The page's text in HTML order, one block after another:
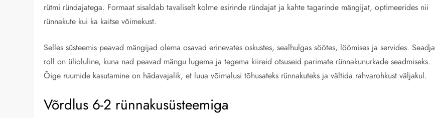
rütmi ründajatega. Formaat sisaldab tavaliselt kolme esirinde ründajat ja kahte tagarinde mängijat, optimeerides nii
rünnakute kui ka kaitse võimekust.
Selles süsteemis peavad mängijad olema osavad erinevates oskustes, sealhulgas söötes, löömises ja servides. Seadja
roll on ülioluline, kuna nad peavad mängu lugema ja tegema kiireid otsuseid parimate rünnakunurkade seadmiseks.
Õige ruumide kasutamine on hädavajalik, et luua võimalusi tõhusateks rünnakuteks ja vältida rahvarohkust väljakul.
Võrdlus 6-2 rünnakusüsteemiga